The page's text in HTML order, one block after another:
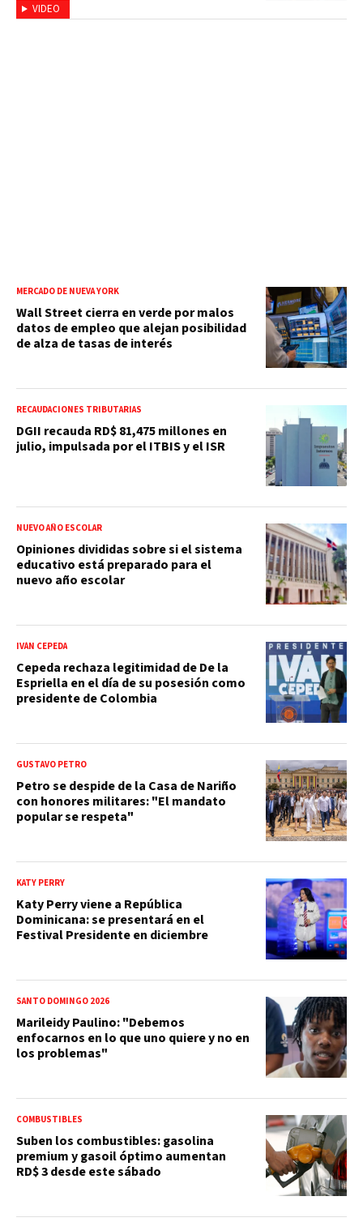
VIDEO
MERCADO DE NUEVA YORK
Wall Street cierra en verde por malos
datos de empleo que alejan posibilidad
de alza de tasas de interés
RECAUDACIONES TRIBUTARIAS
DGII recauda RD$ 81,475 millones en
julio, impulsada por el ITBIS y el ISR
NUEVO AÑO ESCOLAR
Opiniones divididas sobre si el sistema
educativo está preparado para el
nuevo año escolar
IVÁN CEPEDA
Cepeda rechaza legitimidad de De la
Espriella en el día de su posesión como
presidente de Colombia
GUSTAVO PETRO
Petro se despide de la Casa de Nariño
con honores militares: "El mandato
popular se respeta"
KATY PERRY
Katy Perry viene a República
Dominicana: se presentará en el
Festival Presidente en diciembre
SANTO DOMINGO 2026
Marileidy Paulino: "Debemos
enfocarnos en lo que uno quiere y no en
los problemas"
COMBUSTIBLES
Suben los combustibles: gasolina
premium y gasoil óptimo aumentan
RD$ 3 desde este sábado